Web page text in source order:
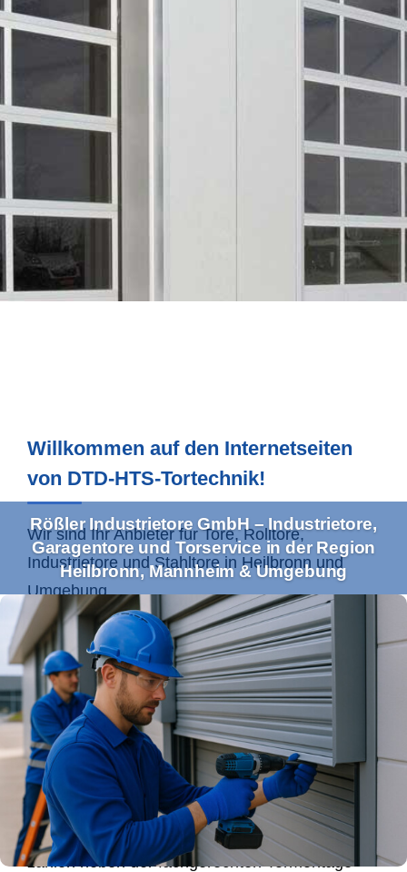
Rößler Industrietore GmbH – Industrietore,
Garagentore und Torservice in der Region
Heilbronn, Mannheim & Umgebung
Willkommen auf den Internetseiten
von DTD-HTS-Tortechnik!
Wir sind Ihr Anbieter für Tore, Rolltore,
Industrietore und Stahltore in Heilbronn und
Umgebung.
Ihr Profi für Industrietore und
Torservice im Einzugsgebiet
Heilbronn & Co.
Mit unserem umfassenden Leistungsspektrum
bedienen wir sowohl Gewerbe- als auch
Privatkunden. Zu unseren Kernkompetenzen
zählen neben der fachgerechten Tormontage